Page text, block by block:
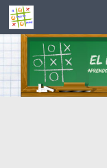
Saltar al contenido